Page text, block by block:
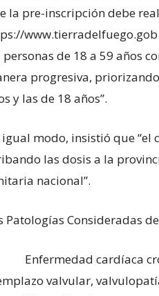
la pre-inscripción debe
personas de 18 a 59 años
progresiva,
y las de 18 años”.
igual modo, insistió que
las dosis a la
nacional”.
Patologías Consideradas
cardíaca
valvular,